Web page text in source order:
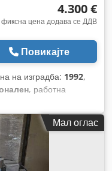
4.300 €
фиксна цена додава се ДДВ
Повикајте
на изградба: 1992,
, работна
220 мм, вкупна
1.400 мм
, вкупна
(мин.):
Мал оглас